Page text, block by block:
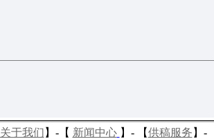
关于我们 】-【 新闻中心 】- 【供稿服务 】-